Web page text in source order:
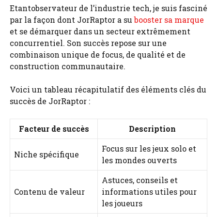
Etantobservateur de l’industrie tech, je suis fasciné
par la façon dont JorRaptor a subooster sa marque
et se démarquer dans un secteur extrêmement
concurrentiel. Son succès repose sur une
combinaison unique de focus, de qualité et de
construction communautaire.
Voici un tableau récapitulatif des éléments clés du
succès de JorRaptor :
Facteur de succès Description
Niche spécifique
Focus sur les jeux solo et
les mondes ouverts
Contenu de valeur
Astuces, conseils et
informations utiles pour
les joueurs